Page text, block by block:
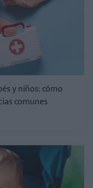
y niños: cómo
comunes